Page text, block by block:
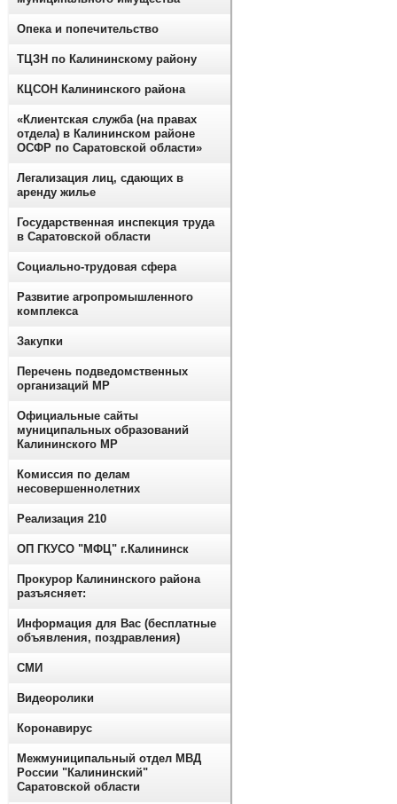
Опека и попечительство
ТЦЗН по Калининскому району
КЦСОН Калининского района
«Клиентская служба (на правах
отдела) в Калининском районе
ОСФР по Саратовской области»
Легализация лиц, сдающих в
аренду жилье
Государственная инспекция труда
в Саратовской области
Социально-трудовая сфера
Развитие агропромышленного
комплекса
Закупки
Перечень подведомственных
организаций МР
Официальные сайты
муниципальных образований
Калининского МР
Комиссия по делам
несовершеннолетних
Реализация 210
ОП ГКУСО "МФЦ" г.Калининск
Прокурор Калининского района
разъясняет:
Информация для Вас (бесплатные
объявления, поздравления)
СМИ
Видеоролики
Коронавирус
Межмуниципальный отдел МВД
России "Калининский"
Саратовской области